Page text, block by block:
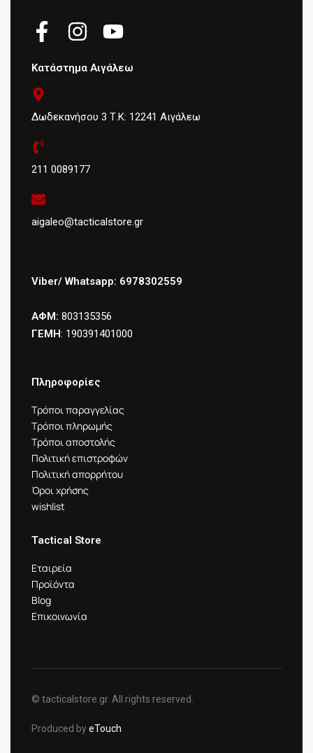
Κατάστημα Αιγάλεω
Δωδεκανήσου 3 Τ.Κ: 12241 Αιγάλεω
211 0089177
aigaleo@tacticalstore.gr
Viber/ Whatsapp: 6978302559
ΑΦΜ: 803135356
ΓΕΜΗ: 190391401000
Πληροφορίες
Τρόποι παραγγελίας
Τρόποι πληρωμής
Τρόποι αποστολής
Πολιτική επιστροφών
Πολιτική απορρήτου
Όροι χρήσης
wishlist
Tactical Store
Εταιρεία
Προϊόντα
Blog
Επικοινωνία
© tacticalstore.gr. All rights reserved.
Produced byeTouch